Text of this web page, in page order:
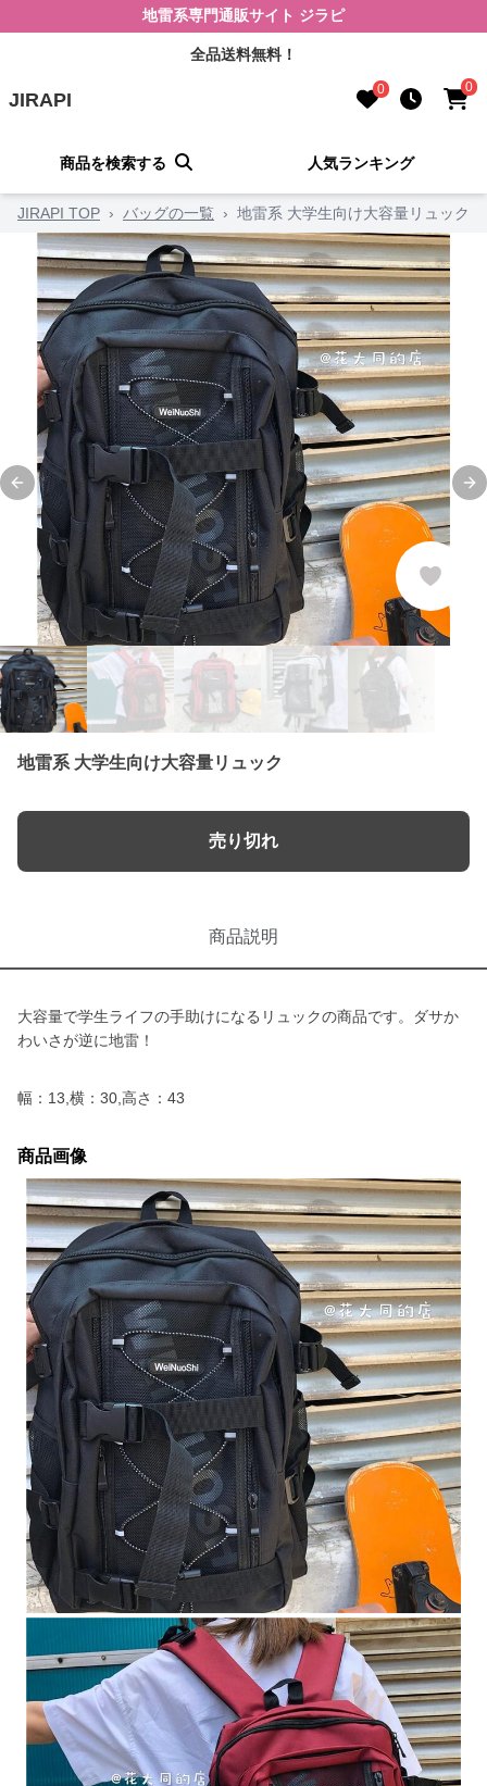
地雷系専門通販サイト ジラピ
全品送料無料！
JIRAPI 0 0
商品を検索する 人気ランキング
JIRAPI TOP › バッグの一覧 › 地雷系 大学生向け大容量リュック
Previous slide
地雷系 大学生向け大容量リュック
売り切れ
商品説明
大容量で学生ライフの手助けになるリュックの商品です。ダサか
わいさが逆に地雷！
幅：13,横：30,高さ：43
商品画像